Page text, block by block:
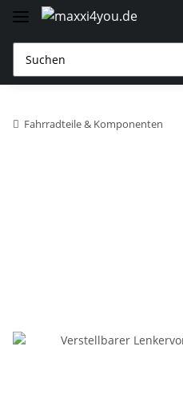
Fahrradteile & Komponenten